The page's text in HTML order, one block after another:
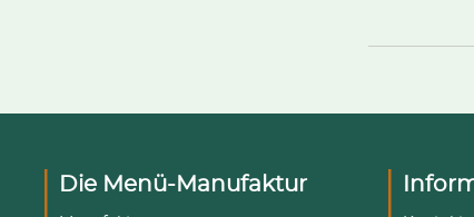
Die Menü-Manufaktur